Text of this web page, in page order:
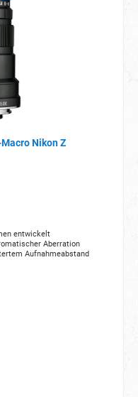
Nikon Z
entwickelt
Aberration
Aufnahmeabstand